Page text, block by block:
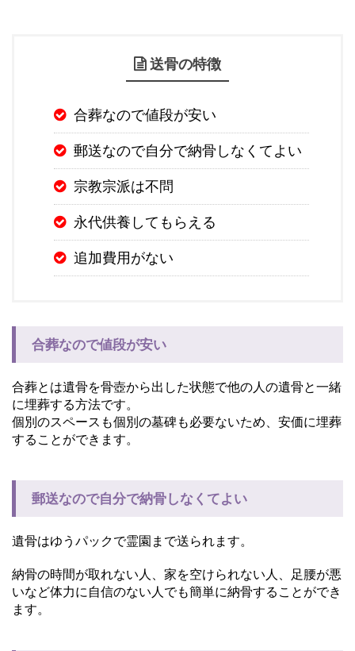
送骨の特徴
合葬なので値段が安い
郵送なので自分で納骨しなくてよい
宗教宗派は不問
永代供養してもらえる
追加費用がない
合葬なので値段が安い
合葬とは遺骨を骨壺から出した状態で他の人の遺骨と一緒
に埋葬する方法です。
個別のスペースも個別の墓碑も必要ないため、安価に埋葬
することができます。
郵送なので自分で納骨しなくてよい
遺骨はゆうパックで霊園まで送られます。
納骨の時間が取れない人、家を空けられない人、足腰が悪
いなど体力に自信のない人でも簡単に納骨することができ
ます。